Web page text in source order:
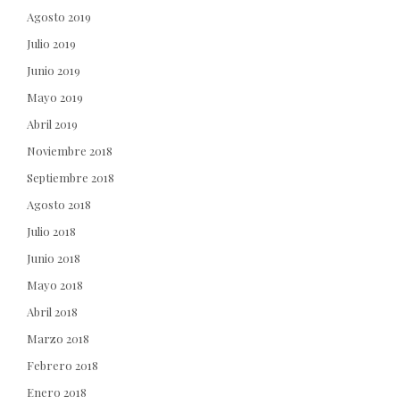
Agosto 2019
Julio 2019
Junio 2019
Mayo 2019
Abril 2019
Noviembre 2018
Septiembre 2018
Agosto 2018
Julio 2018
Junio 2018
Mayo 2018
Abril 2018
Marzo 2018
Febrero 2018
Enero 2018